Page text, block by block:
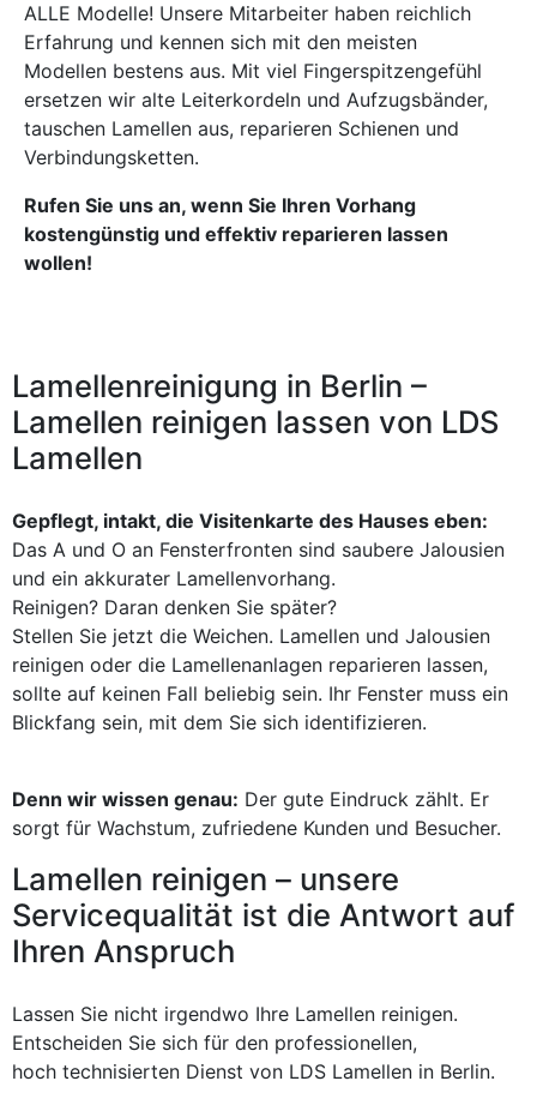
ALLE Modelle! Unsere Mitarbeiter haben reichlich
Erfahrung und kennen sich mit den meisten
Modellen bestens aus. Mit viel Fingerspitzengefühl
ersetzen wir alte Leiterkordeln und Aufzugsbänder,
tauschen Lamellen aus, reparieren Schienen und
Verbindungsketten.
Rufen Sie uns an, wenn Sie Ihren Vorhang
kostengünstig und effektiv reparieren lassen
wollen!
Lamellenreinigung in Berlin –
Lamellen reinigen lassen von LDS
Lamellen
Gepflegt, intakt, die Visitenkarte des Hauses eben:
Das A und O an Fensterfronten sind saubere Jalousien
und ein akkurater Lamellenvorhang.
Reinigen? Daran denken Sie später?
Stellen Sie jetzt die Weichen. Lamellen und Jalousien
reinigen oder die Lamellenanlagen reparieren lassen,
sollte auf keinen Fall beliebig sein. Ihr Fenster muss ein
Blickfang sein, mit dem Sie sich identifizieren.
Denn wir wissen genau: Der gute Eindruck zählt. Er
sorgt für Wachstum, zufriedene Kunden und Besucher.
Lamellen reinigen – unsere
Servicequalität ist die Antwort auf
Ihren Anspruch
Lassen Sie nicht irgendwo Ihre Lamellen reinigen.
Entscheiden Sie sich für den professionellen,
hoch technisierten Dienst von LDS Lamellen in Berlin.